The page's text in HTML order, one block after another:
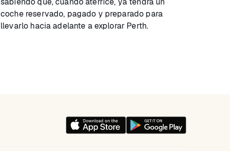
coche reservado, pagado y preparado para
llevarlo hacia adelante a explorar Perth.